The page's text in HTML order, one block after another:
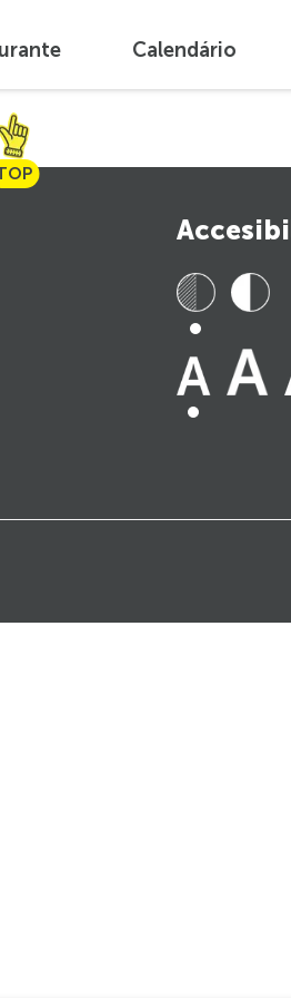
Calendário